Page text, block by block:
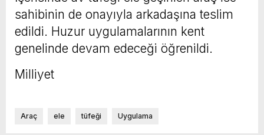
sahibinin de onayıyla arkadaşına teslim
edildi. Huzur uygulamalarının kent
genelinde devam edeceği öğrenildi.
Milliyet
Araç ele tüfeği Uygulama